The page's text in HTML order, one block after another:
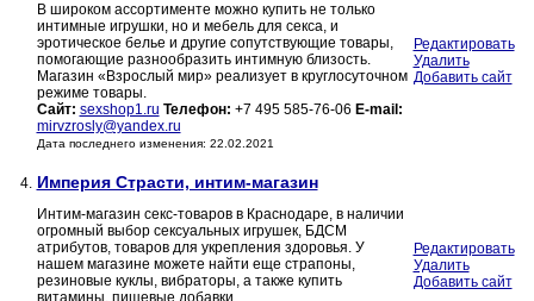
В широком ассортименте можно купить не только
интимные игрушки, но и мебель для секса, и
эротическое белье и другие сопутствующие товары,
помогающие разнообразить интимную близость.
Магазин «Взрослый мир» реализует в круглосуточном
режиме товары.
Сайт: sexshop1.ru Телефон: +7 495 585-76-06 E-mail:
mirvzrosly@yandex.ru
Дата последнего изменения: 22.02.2021
Редактировать
Удалить
Добавить сайт
4. Империя Страсти, интим-магазин
Интим-магазин секс-товаров в Краснодаре, в наличии
огромный выбор сексуальных игрушек, БДСМ
атрибутов, товаров для укрепления здоровья. У
нашем магазине можете найти еще страпоны,
резиновые куклы, вибраторы, а также купить
Редактировать
Удалить
Добавить сайт